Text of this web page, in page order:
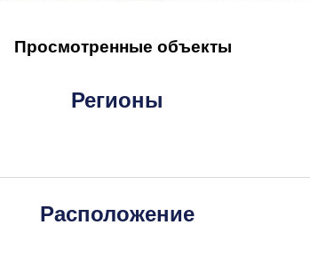
Просмотренные объекты
Регионы
Расположение